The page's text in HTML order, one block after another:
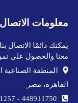
معلومات الاتصال
يمكنك دائمًا الاتصال
معنا والحصول على
القاهرة، مصر
448911750
-
(202+)